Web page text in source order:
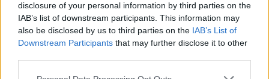
disclosure of your personal information by third parties on the
IAB’s list of downstream participants. This information may
also be disclosed by us to third parties on the IAB’s List of
Downstream Participants that may further disclose it to other
Please note that this website/app uses one or more Google